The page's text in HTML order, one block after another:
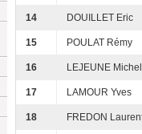
14 DOUILLET Eric
15 POULAT Rémy
16 LEJEUNE Michel
17 LAMOUR Yves
18 FREDON